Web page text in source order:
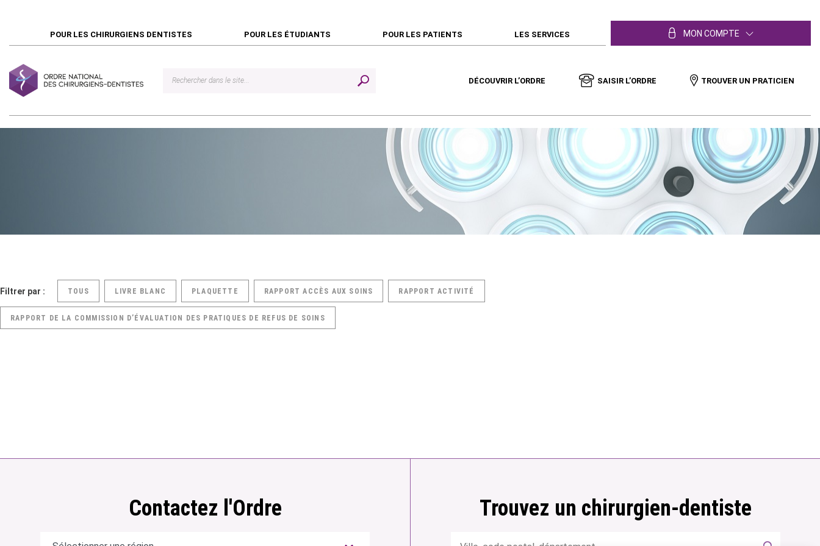
POUR LES CHIRURGIENS DENTISTES POUR LES ÉTUDIANTS POUR LES PATIENTS LES SERVICES MON COMPTE
DÉCOUVRIR L’ORDRE SAISIR L’ORDRE TROUVER UN PRATICIEN
Filtrer par : TOUS LIVRE BLANC PLAQUETTE RAPPORT ACCÈS AUX SOINS RAPPORT ACTIVITÉ
RAPPORT DE LA COMMISSION D’ÉVALUATION DES PRATIQUES DE REFUS DE SOINS
Contactez l'Ordre Trouvez un chirurgien-dentiste